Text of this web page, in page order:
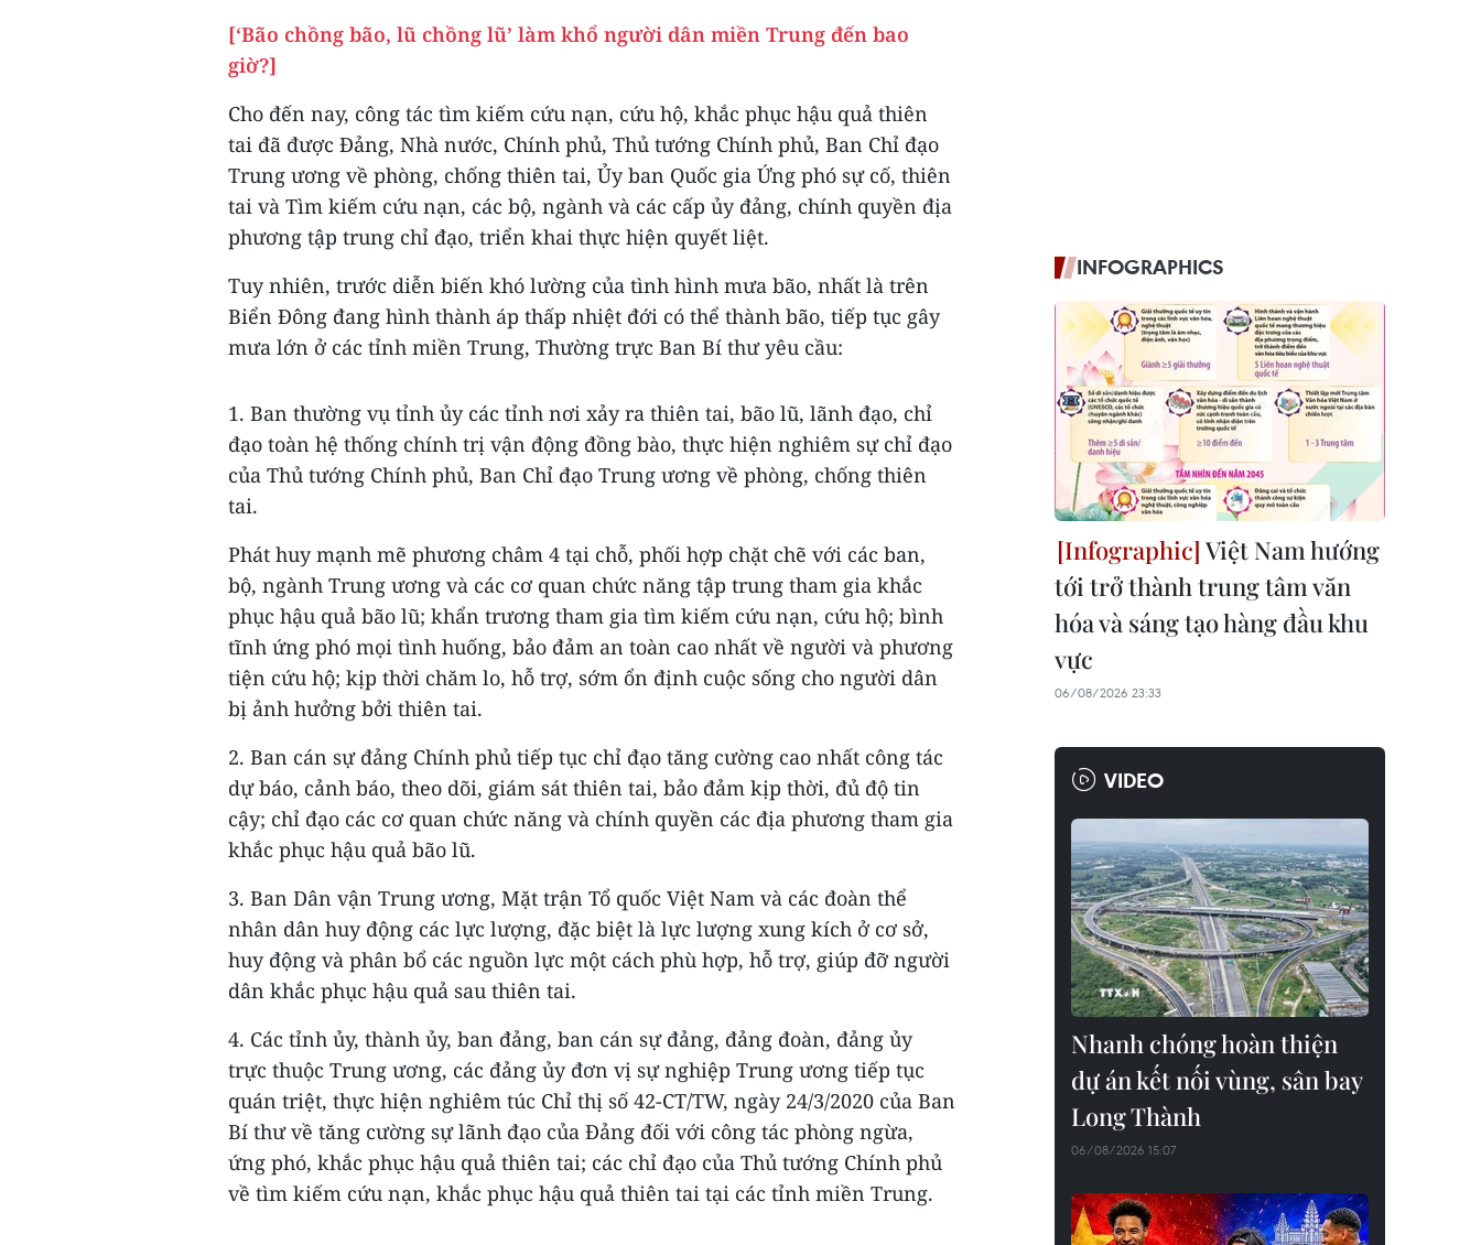
[‘Bão chồng bão, lũ chồng lũ’ làm khổ người dân miền Trung đến bao
giờ?]
Cho đến nay, công tác tìm kiếm cứu nạn, cứu hộ, khắc phục hậu quả thiên
tai đã được Đảng, Nhà nước, Chính phủ, Thủ tướng Chính phủ, Ban Chỉ đạo
Trung ương về phòng, chống thiên tai, Ủy ban Quốc gia Ứng phó sự cố, thiên
tai và Tìm kiếm cứu nạn, các bộ, ngành và các cấp ủy đảng, chính quyền địa
phương tập trung chỉ đạo, triển khai thực hiện quyết liệt.
Tuy nhiên, trước diễn biến khó lường của tình hình mưa bão, nhất là trên
Biển Đông đang hình thành áp thấp nhiệt đới có thể thành bão, tiếp tục gây
mưa lớn ở các tỉnh miền Trung, Thường trực Ban Bí thư yêu cầu:
1. Ban thường vụ tỉnh ủy các tỉnh nơi xảy ra thiên tai, bão lũ, lãnh đạo, chỉ
đạo toàn hệ thống chính trị vận động đồng bào, thực hiện nghiêm sự chỉ đạo
của Thủ tướng Chính phủ, Ban Chỉ đạo Trung ương về phòng, chống thiên
tai.
Phát huy mạnh mẽ phương châm 4 tại chỗ, phối hợp chặt chẽ với các ban,
bộ, ngành Trung ương và các cơ quan chức năng tập trung tham gia khắc
phục hậu quả bão lũ; khẩn trương tham gia tìm kiếm cứu nạn, cứu hộ; bình
tĩnh ứng phó mọi tình huống, bảo đảm an toàn cao nhất về người và phương
tiện cứu hộ; kịp thời chăm lo, hỗ trợ, sớm ổn định cuộc sống cho người dân
bị ảnh hưởng bởi thiên tai.
2. Ban cán sự đảng Chính phủ tiếp tục chỉ đạo tăng cường cao nhất công tác
dự báo, cảnh báo, theo dõi, giám sát thiên tai, bảo đảm kịp thời, đủ độ tin
cậy; chỉ đạo các cơ quan chức năng và chính quyền các địa phương tham gia
khắc phục hậu quả bão lũ.
3. Ban Dân vận Trung ương, Mặt trận Tổ quốc Việt Nam và các đoàn thể
nhân dân huy động các lực lượng, đặc biệt là lực lượng xung kích ở cơ sở,
huy động và phân bổ các nguồn lực một cách phù hợp, hỗ trợ, giúp đỡ người
dân khắc phục hậu quả sau thiên tai.
4. Các tỉnh ủy, thành ủy, ban đảng, ban cán sự đảng, đảng đoàn, đảng ủy
trực thuộc Trung ương, các đảng ủy đơn vị sự nghiệp Trung ương tiếp tục
quán triệt, thực hiện nghiêm túc Chỉ thị số 42-CT/TW, ngày 24/3/2020 của Ban
Bí thư về tăng cường sự lãnh đạo của Đảng đối với công tác phòng ngừa,
ứng phó, khắc phục hậu quả thiên tai; các chỉ đạo của Thủ tướng Chính phủ
về tìm kiếm cứu nạn, khắc phục hậu quả thiên tai tại các tỉnh miền Trung.
INFOGRAPHICS
Việt Nam hướng
tới trở thành trung tâm văn
hóa và sáng tạo hàng đầu khu
vực
06/08/2026 23:33
VIDEO
Nhanh chóng hoàn thiện
dự án kết nối vùng, sân bay
Long Thành
06/08/2026 15:07